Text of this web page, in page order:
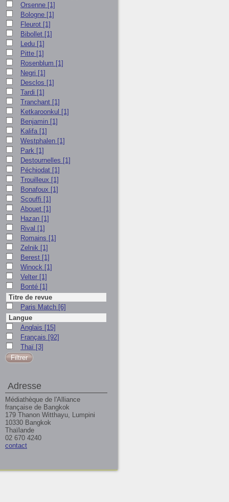
Orsenne [1]
Bologne [1]
Fleurot [1]
Bibollet [1]
Ledu [1]
Pitte [1]
Rosenblum [1]
Negri [1]
Desclos [1]
Tardi [1]
Tranchant [1]
Ketkaroonkul [1]
Benjamin [1]
Kalifa [1]
Westphalen [1]
Park [1]
Destournelles [1]
Péchiodat [1]
Trouilleux [1]
Bonafoux [1]
Scouffi [1]
Abouet [1]
Hazan [1]
Rival [1]
Romains [1]
Zelnik [1]
Berest [1]
Winock [1]
Velter [1]
Bonté [1]
Titre de revue
Paris Match [6]
Langue
Anglais [15]
Français [92]
Thaï [3]
Adresse
Médiathèque de l'Alliance
française de Bangkok
179 Thanon Witthayu, Lumpini
10330 Bangkok
Thaïlande
02 670 4240
contact